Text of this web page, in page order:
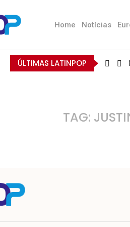
Home Notícias
ÚLTIMAS LATINPOP
TAG: